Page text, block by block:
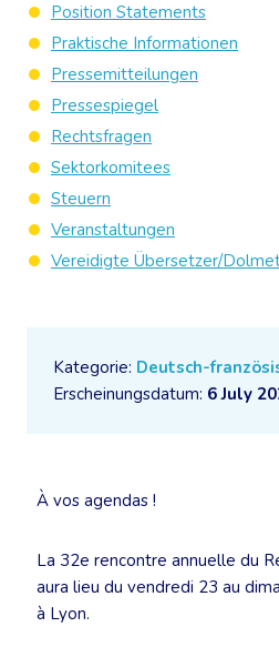
Kategorie: Deutsch-
Erscheinungsdatum: 6 July
À vos agendas !
La 32e rencontre annuelle du
aura lieu du vendredi 23 au
à Lyon.
Position Statements
Praktische Informationen
Pressemitteilungen
Pressespiegel
Rechtsfragen
Sektorkomitees
Steuern
Veranstaltungen
Vereidigte Übersetzer/